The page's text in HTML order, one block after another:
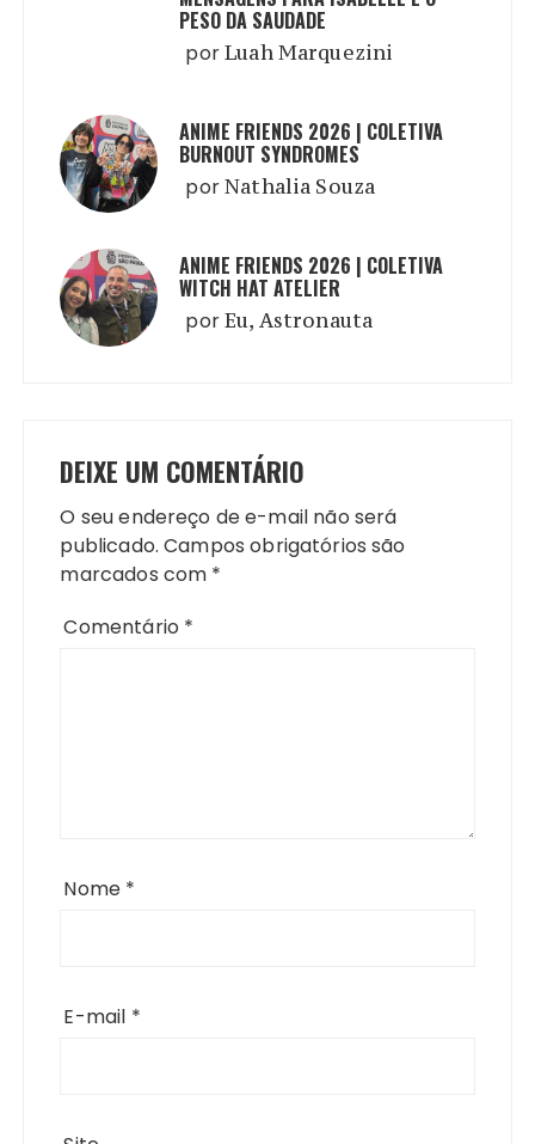
PESO DA SAUDADE
porLuah Marquezini
ANIME FRIENDS 2026 | COLETIVA
BURNOUT SYNDROMES
porNathalia Souza
ANIME FRIENDS 2026 | COLETIVA
WITCH HAT ATELIER
porEu, Astronauta
DEIXE UM COMENTÁRIO
O seu endereço de e-mail não será
publicado. Campos obrigatórios são
marcados com *
Comentário *
Nome *
E-mail *